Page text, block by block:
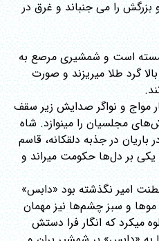
را می جنباند و غرق در
است و شمشیری مرصع به
گرد طلا میریزند و صورت
مواج و نواگر صدایش زیر سقف
مجلسیان را مینوازد. شاه
در جذبه دلقکانه، قاسم
بر دل‌ها حکومت میراند و
امیر نگذشته بود «دابس»
و سبز چشم‌ها نیز مهمان
میکرد که انگار فرا دستش